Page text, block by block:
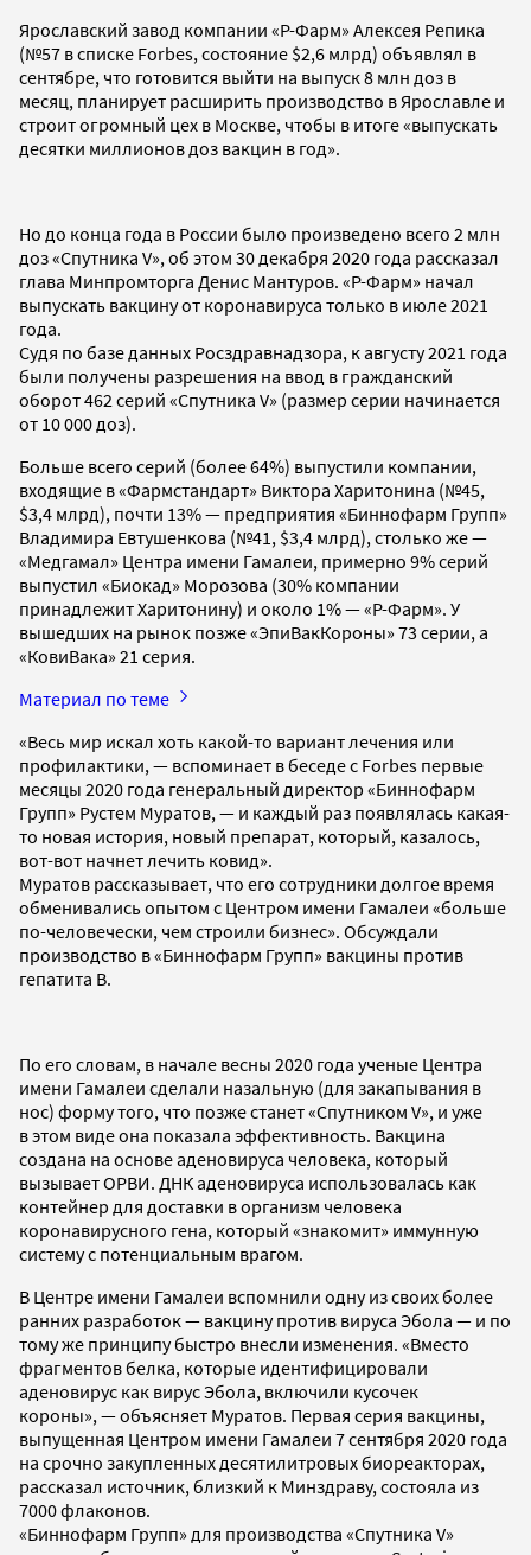
Ярославский завод компании «Р-Фарм» Алексея Репика
(№57 в списке Forbes, состояние $2,6 млрд) объявлял в
сентябре, что готовится выйти на выпуск 8 млн доз в
месяц, планирует расширить производство в Ярославле и
строит огромный цех в Москве, чтобы в итоге «выпускать
десятки миллионов доз вакцин в год».
Но до конца года в России было произведено всего 2 млн
доз «Спутника V», об этом 30 декабря 2020 года рассказал
глава Минпромторга Денис Мантуров. «Р-Фарм» начал
выпускать вакцину от коронавируса только в июле 2021
года.
Судя по базе данных Росздравнадзора, к августу 2021 года
были получены разрешения на ввод в гражданский
оборот 462 серий «Спутника V» (размер серии начинается
от 10 000 доз).
Больше всего серий (более 64%) выпустили компании,
входящие в «Фармстандарт» Виктора Харитонина (№45,
$3,4 млрд), почти 13% — предприятия «Биннофарм Групп»
Владимира Евтушенкова (№41, $3,4 млрд), столько же —
«Медгамал» Центра имени Гамалеи, примерно 9% серий
выпустил «Биокад» Морозова (30% компании
принадлежит Харитонину) и около 1% — «Р-Фарм». У
вышедших на рынок позже «ЭпиВакКороны» 73 серии, а
«КовиВака» 21 серия.
Материал по теме
«Весь мир искал хоть какой-то вариант лечения или
профилактики, — вспоминает в беседе с Forbes первые
месяцы 2020 года генеральный директор «Биннофарм
Групп» Рустем Муратов, — и каждый раз появлялась какая-
то новая история, новый препарат, который, казалось,
вот-вот начнет лечить ковид».
Муратов рассказывает, что его сотрудники долгое время
обменивались опытом с Центром имени Гамалеи «больше
по-человечески, чем строили бизнес». Обсуждали
производство в «Биннофарм Групп» вакцины против
гепатита B.
По его словам, в начале весны 2020 года ученые Центра
имени Гамалеи сделали назальную (для закапывания в
нос) форму того, что позже станет «Спутником V», и уже
в этом виде она показала эффективность. Вакцина
создана на основе аденовируса человека, который
вызывает ОРВИ. ДНК аденовируса использовалась как
контейнер для доставки в организм человека
коронавирусного гена, который «знакомит» иммунную
систему с потенциальным врагом.
В Центре имени Гамалеи вспомнили одну из своих более
ранних разработок — вакцину против вируса Эбола — и по
тому же принципу быстро внесли изменения. «Вместо
фрагментов белка, которые идентифицировали
аденовирус как вирус Эбола, включили кусочек
короны», — объясняет Муратов. Первая серия вакцины,
выпущенная Центром имени Гамалеи 7 сентября 2020 года
на срочно закупленных десятилитровых биореакторах,
рассказал источник, близкий к Минздраву, состояла из
7000 флаконов.
«Биннофарм Групп» для производства «Спутника V»